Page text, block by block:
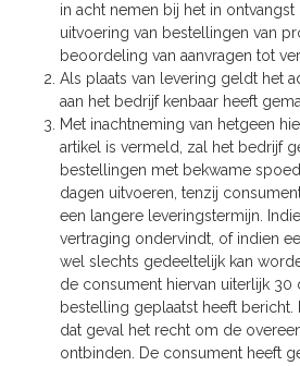
in acht nemen bij het in
uitvoering van bestellingen van
beoordeling van aanvragen tot
Als plaats van levering geldt het
aan het bedrijf kenbaar heeft
Met inachtneming van hetgeen
artikel is vermeld, zal het bedrijf
bestellingen met bekwame
dagen uitvoeren, tenzij
een langere leveringstermijn.
vertraging ondervindt, of indien
wel slechts gedeeltelijk kan
de consument hiervan uiterlijk 30
bestelling geplaatst heeft bericht.
dat geval het recht om de
ontbinden. De consument heeft